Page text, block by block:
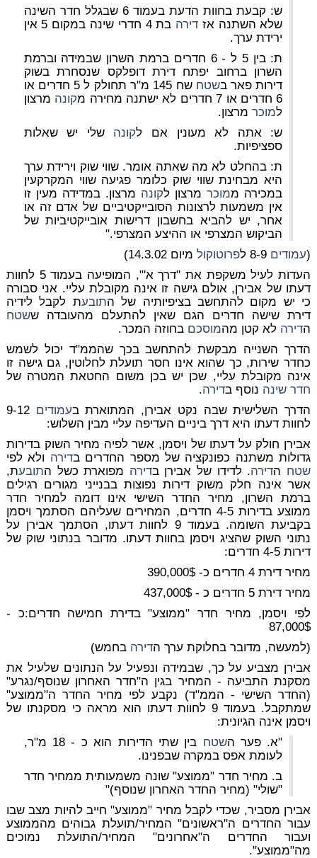
ש: קבעת בחוות הדעת בעמוד 6 שבגלל חדר השינה
שלא השתנה אז דירה
בת 4 חדרי שינה במקום 5 אין
ירידת ערך.
ת: בין 5 ל - 6 חדרים ברמת השרון שבמידה וברמת
השרון ברחוב יפתח דירת דופלקס שנסחרת בשוק
דירות פאר בשטח
שח 145 מ"ר תחולק ל 5 חדרים או
6 חדרים או 7 חדרים לא ישתנה מחירה מ
קונה מרצון
למוכרמרצון.
ש: אתה לא מעונין אם לקונה שלי יש שאלות
ספציפיות.
ת: בהחלט לא מה שאתה אומר. שווי שוק וירידת ערך
היא מבחינת שווי שוק כלומר פגיעה שווי המקרקעין
במכירה ממוכרמרצון לקונה מרצון. במדידה מעין זו
אין משמעות לרצונות הסובייקטיביים של אדם זה או
אחר, יש להביא בחשבון דרישות אובייקטיביות של
הביקוש המצרפי או ההיצע המצרפי."
(עמודים פרוטוקולמיום 14.3.02)
העדות לעיל משקפת את "דרך א'", המופיעה בעמוד 5 לחוות
דעתו של אבירן, אולם גישה זו אינה מקובלת עליי. אני סבורה
כי יש מקום להתחשב בציפיותיה של התובעת לקבל לידיה
דירת שישה חדרים הגם שאין להתעלם מהעובדה ששטח
הדירה לא קטן מהמוסכם בחוזה המכר.
הדרך השנייה מבקשת להתחשב בכך שהממ"ד יכול לשמש
כחדר שירות, כך שהוא אינו חסר תועלת לחלוטין, גם גישה זו
אינה מקובלת עליי, שכן יש בכן משום החטאת המטרה של
חדר שינה נוסף בדירה.
הדרך השלישית שבה נקט אבירן, המתוארת בעמודים 9-12
לחוות דעתו היא דרך ביניים העדיפה עליי מבין השלוש:
אבירן חולק על דעתו של ויסמן, אשר לפיה מחיר השוק בדירות
גדולות משתנה כפונקציה של מספר החדרים בדירה ולא לפי
שטח הדירה. לדידו של אבירן בדירה מפוארת כשל התובעת,
אשר אינה חלק משוק דירות נפוצות בבנייני מגורים רגילים
ברמת השרון, מחיר החדר השישי אינו דומה למחיר חדר
ממוצע בדירות 4-5 חדרים, המחירים שעליהם הסתמך ויסמן
בקביעת השומה. בעמוד 9 לחוות דעתו, הסתמך אבירן על
נתוני השוק שהציג ויסמן בחוות דעתו. מדובר בנתוני שוק של
דירות 4-5 חדרים:
מחיר דירת 4 חדרים כ- 390,000$
מחיר דירת 5 חדרים כ - 437,000$
לפי ויסמן, מחיר חדר "ממוצע" בדירת חמישה חדרים:כ -
87,000$
(למעשה, מדובר בחלוקת ערך הדירה בחמש)
אבירן מצביע על כך, שבמידה ונפעיל על הנתונים שלעיל את
מסקנת התביעה - המחיר בגין ה"חדר האחרון שנוסף/נגרע"
(החדר השישי - הממ"ד) נקבע לפי מחיר החדר ה"ממוצע"
שמתקבל. בעמוד 9 לחוות דעתו הוא מראה כי מסקנתו של
ויסמן אינה הגיונית:
"א. פער השטח
בין שתי הדירות הוא כ - 18 מ"ר,
לעומת אפס במקרה שבפנינו.
ב. מחיר חדר "ממוצע" שונה משמעותית ממחיר חדר
"שולי" (מחיר החדר האחרון שנוסף)"
אבירן מסביר, שכדי לקבל מחיר "ממוצע" חייב להיות מצב שבו
עבור החדרים ה"ראשונים" המחיר/תועלת גבוהים מהממוצע
ועבור החדרים ה"אחרונים" המחיר/התועלת נמוכים
מה"ממוצע".